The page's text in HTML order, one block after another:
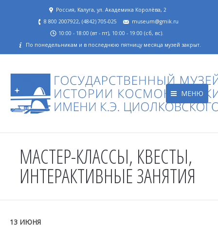
Россия, Калуга, ул. Академика Королёва, 2
8 800 2007922, (4842) 705-025
museum@gmik.ru
10:00 - 18:00 (вт - пт), 10:00 - 19:00 (сб, вс).
По понедельникам и в последнюю пятницу месяца музей закрыт.
МЕНЮ
МАСТЕР-КЛАССЫ, КВЕСТЫ,
ИНТЕРАКТИВНЫЕ ЗАНЯТИЯ
13 ИЮНЯ